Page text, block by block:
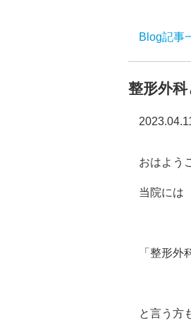
Blog記事
整形外
おはよう
当院には
「整形外
と言う方